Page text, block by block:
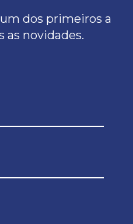
dos primeiros a
as novidades.